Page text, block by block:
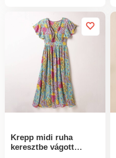
Rugalmas szabás a
mellkas alatt. Balli
gumis ujjak a könyökig.
3 fodros rész a
mellkason a kivágás
alatt. Friss krepon
anyag, kényelmes
viselet. Mosógépben
mosható.
Krepp midi ruha
keresztbe vágott